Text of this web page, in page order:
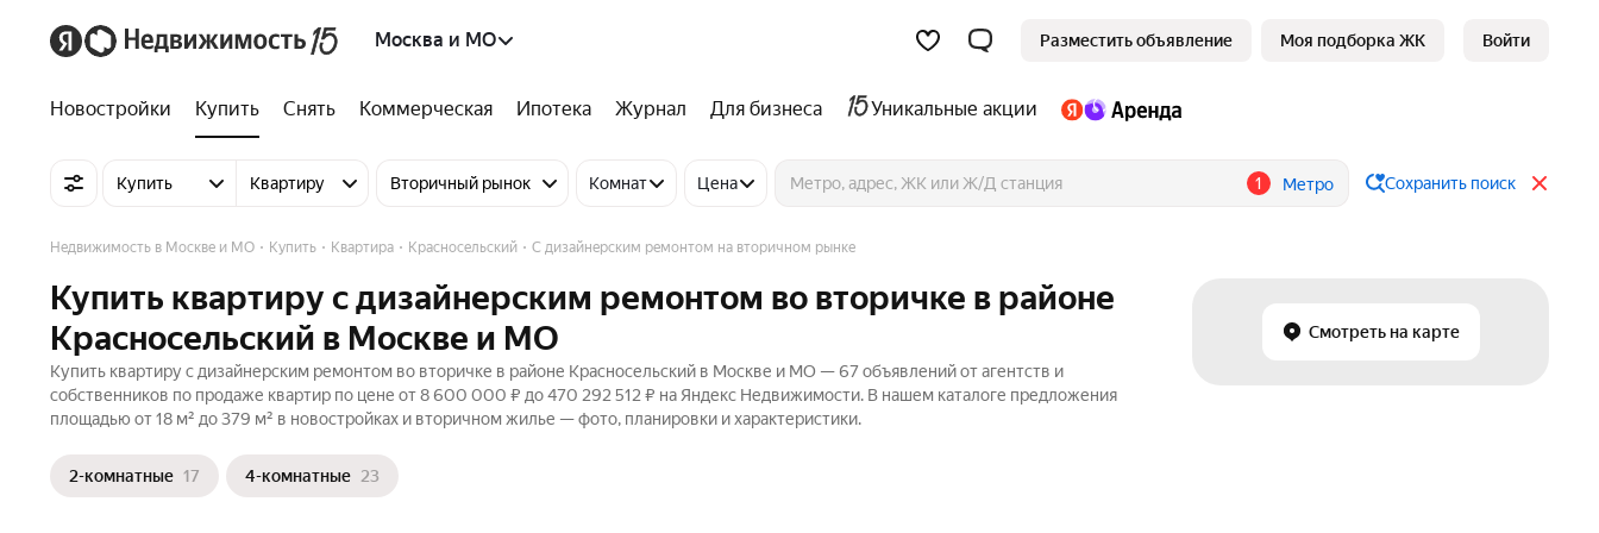
Москва и МО Разместить объявление Моя подборка ЖК Войти
Новостройки Купить Снять Коммерческая Ипотека Журнал Для бизнеса Уникальные акции
Купить Квартиру Вторичный рынок Комнат Цена 1 Метро Сохранить поиск
Смотреть на карте
Недвижимость в Москве и МО Купить Квартира Красносельский С дизайнерским ремонтом на вторичном рынке
Купить квартиру с дизайнерским ремонтом во вторичке в районе
Красносельский в Москве и МО
Купить квартиру с дизайнерским ремонтом во вторичке в районе Красносельский в Москве и МО — 67 объявлений от агентств и
собственников по продаже квартир по цене от 8 600 000 ₽ до 470 292 512 ₽ на Яндекс Недвижимости. В нашем каталоге предложения
площадью от 18 м² до 379 м² в новостройках и вторичном жилье — фото, планировки и характеристики.
2-комнатные 17 4-комнатные 23